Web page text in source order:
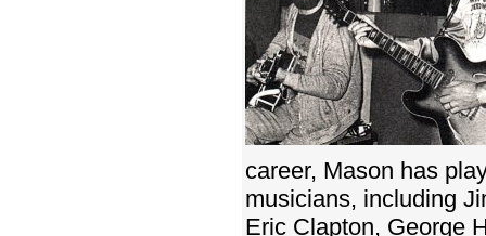
career, Mason has
musicians, including
Eric Clapton, George